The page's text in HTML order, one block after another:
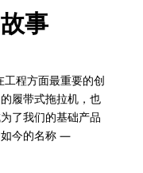
事
程方面最重要的创
履带式拖拉机，也
了我们的基础产品
如今的名称 —